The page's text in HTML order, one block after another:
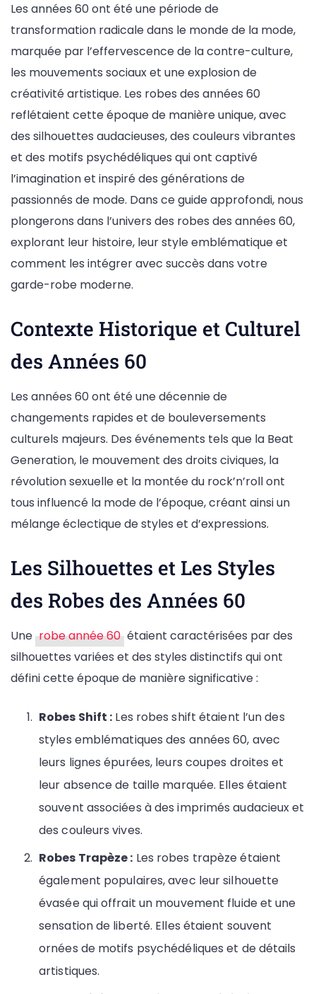
Les années 60 ont été une période de
transformation radicale dans le monde de la mode,
marquée par l’effervescence de la contre-culture,
les mouvements sociaux et une explosion de
créativité artistique. Les robes des années 60
reflétaient cette époque de manière unique, avec
des silhouettes audacieuses, des couleurs vibrantes
et des motifs psychédéliques qui ont captivé
l’imagination et inspiré des générations de
passionnés de mode. Dans ce guide approfondi, nous
plongerons dans l’univers des robes des années 60,
explorant leur histoire, leur style emblématique et
comment les intégrer avec succès dans votre
garde-robe moderne.
Contexte Historique et Culturel
des Années 60
Les années 60 ont été une décennie de
changements rapides et de bouleversements
culturels majeurs. Des événements tels que la Beat
Generation, le mouvement des droits civiques, la
révolution sexuelle et la montée du rock’n’roll ont
tous influencé la mode de l’époque, créant ainsi un
mélange éclectique de styles et d’expressions.
Les Silhouettes et Les Styles
des Robes des Années 60
Une robe année 60 étaient caractérisées par des
silhouettes variées et des styles distinctifs qui ont
défini cette époque de manière significative :
Robes Shift : Les robes shift étaient l’un des
styles emblématiques des années 60, avec
leurs lignes épurées, leurs coupes droites et
leur absence de taille marquée. Elles étaient
souvent associées à des imprimés audacieux et
des couleurs vives.
Robes Trapèze : Les robes trapèze étaient
également populaires, avec leur silhouette
évasée qui offrait un mouvement fluide et une
sensation de liberté. Elles étaient souvent
ornées de motifs psychédéliques et de détails
artistiques.